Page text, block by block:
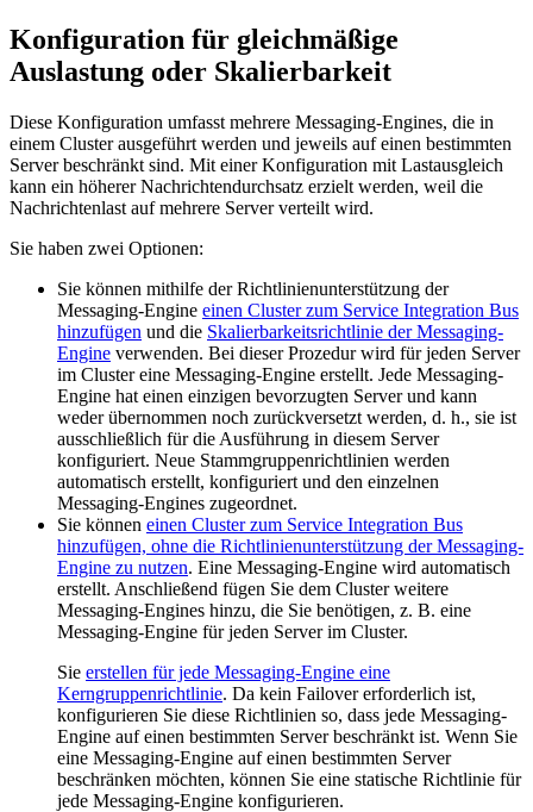
Konfiguration für gleichmäßige
Auslastung oder Skalierbarkeit
Diese Konfiguration umfasst mehrere Messaging-Engines, die in
einem Cluster ausgeführt werden und jeweils auf einen bestimmten
Server beschränkt sind. Mit einer Konfiguration mit Lastausgleich
kann ein höherer Nachrichtendurchsatz erzielt werden, weil die
Nachrichtenlast auf mehrere Server verteilt wird.
Sie haben zwei Optionen:
Sie können mithilfe der Richtlinienunterstützung der
Messaging-Engine einen Cluster zum Service Integration Bus
hinzufügen und die Skalierbarkeitsrichtlinie der Messaging-
Engine verwenden. Bei dieser Prozedur wird für jeden Server
im Cluster eine Messaging-Engine erstellt. Jede Messaging-
Engine hat einen einzigen bevorzugten Server und kann
weder übernommen noch zurückversetzt werden, d. h., sie ist
ausschließlich für die Ausführung in diesem Server
konfiguriert. Neue Stammgruppenrichtlinien werden
automatisch erstellt, konfiguriert und den einzelnen
Messaging-Engines zugeordnet.
Sie können einen Cluster zum Service Integration Bus
hinzufügen, ohne die Richtlinienunterstützung der Messaging-
Engine zu nutzen. Eine Messaging-Engine wird automatisch
erstellt. Anschließend fügen Sie dem Cluster weitere
Messaging-Engines hinzu, die Sie benötigen, z. B. eine
Messaging-Engine für jeden Server im Cluster.
Sie erstellen für jede Messaging-Engine eine
Kerngruppenrichtlinie. Da kein Failover erforderlich ist,
konfigurieren Sie diese Richtlinien so, dass jede Messaging-
Engine auf einen bestimmten Server beschränkt ist. Wenn Sie
eine Messaging-Engine auf einen bestimmten Server
beschränken möchten, können Sie eine statische Richtlinie für
jede Messaging-Engine konfigurieren.